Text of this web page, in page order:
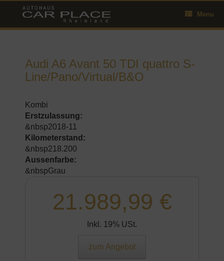
content
Menu
Audi A6 Avant 50 TDI quattro S-
Line/Pano/Virtual/B&O
Kombi
Erstzulassung:
&nbsp2018-11
Kilometerstand:
&nbsp218.200
Aussenfarbe:
&nbspGrau
21.989,99 €
Inkl. 19% USt.
zum Angebot